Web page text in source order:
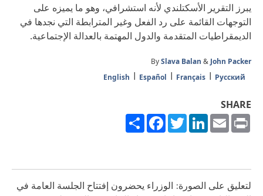
يبرز التقرير الأسكتلندي لأنه استشرافي، وهو ما يميزه على
التوجهات القائمة على رد الفعل وغير المترابطة التي نجدها في
الديمقراطيات المتقدمة والدول المهتمة بالعدالة الإجتماعية.
BySlava Balan & John Packer
English
Español Français Русский
SHARE
Share
FacebookTwitterLinkedInEmailPrint
لتعليق على الصورة: الوزراء يحضرون إفتتاح الجلسة العامة في